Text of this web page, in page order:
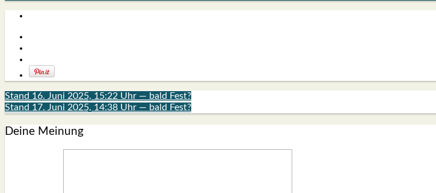
Stand 16. Juni 2025, 15:22 Uhr — bald Fest?
Stand 17. Juni 2025, 14:38 Uhr — bald Fest?
Deine Meinung